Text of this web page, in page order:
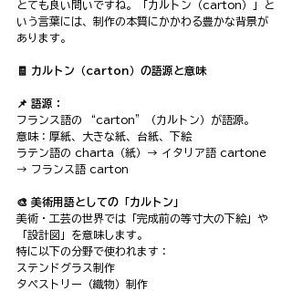
とても良い問いですね。「カルトン（carton）」と
いう言葉には、制作の本質にかかわる豊かな背景が
あります。
🧾 カルトン（carton）の語源と意味
📌 語源：
フランス語の “carton”（カルトン）が語源。
意味：厚紙、大きな紙、台紙、下絵
ラテン語の charta（紙）→ イタリア語 cartone
→ フランス語 carton
🎨 美術用語としての「カルトン」
美術・工芸の世界では「完成前の等寸大の下絵」や
「設計図」を意味します。
特に以下の分野で使われます：
ステンドグラス制作
タペストリー（織物）制作